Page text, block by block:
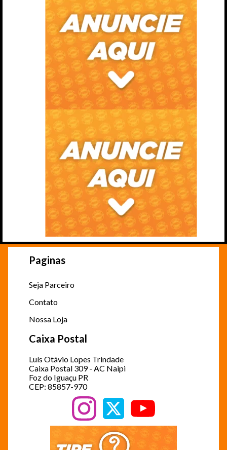
Paginas
Seja Parceiro
Contato
Nossa Loja
Caixa Postal
Luís Otávio Lopes Trindade
Caixa Postal 309 - AC Naipi
Foz do Iguaçu PR
CEP: 85857-970